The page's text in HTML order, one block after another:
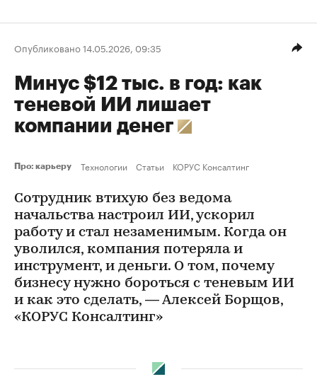
Опубликовано 14.05.2026, 09:35
Минус $12 тыс. в год: как
теневой ИИ лишает
компании денег
Про: карьеру Технологии Статьи КОРУС Консалтинг
Сотрудник втихую без ведома
начальства настроил ИИ, ускорил
работу и стал незаменимым. Когда он
уволился, компания потеряла и
инструмент, и деньги. О том, почему
бизнесу нужно бороться с теневым ИИ
и как это сделать, — Алексей Борщов,
«КОРУС Консалтинг»